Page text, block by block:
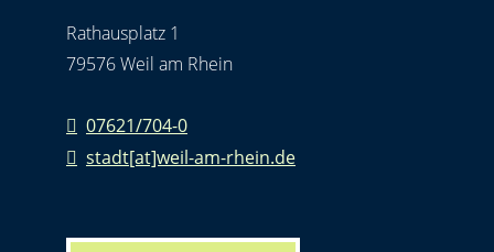
Rathausplatz 1
79576 Weil am Rhein
07621/704-0
stadt[at]weil-am-rhein.de